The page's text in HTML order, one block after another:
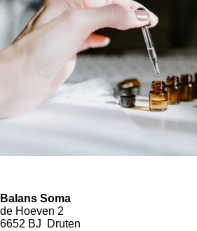
Balans Soma
de Hoeven 2
6652 BJ Druten